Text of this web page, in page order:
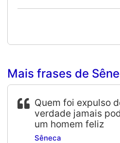
Mais frases de
Quem foi expulso
verdade jamais
um homem feliz
Sêneca